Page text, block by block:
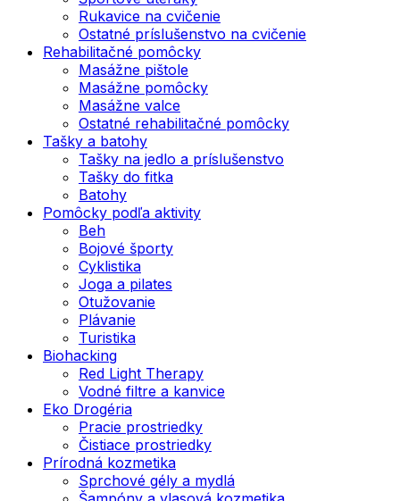
Rukavice na cvičenie
Ostatné príslušenstvo na cvičenie
Rehabilitačné pomôcky
Masážne pištole
Masážne pomôcky
Masážne valce
Ostatné rehabilitačné pomôcky
Tašky a batohy
Tašky na jedlo a príslušenstvo
Tašky do fitka
Batohy
Pomôcky podľa aktivity
Beh
Bojové športy
Cyklistika
Joga a pilates
Otužovanie
Plávanie
Turistika
Biohacking
Red Light Therapy
Vodné filtre a kanvice
Eko Drogéria
Pracie prostriedky
Čistiace prostriedky
Prírodná kozmetika
Sprchové gély a mydlá